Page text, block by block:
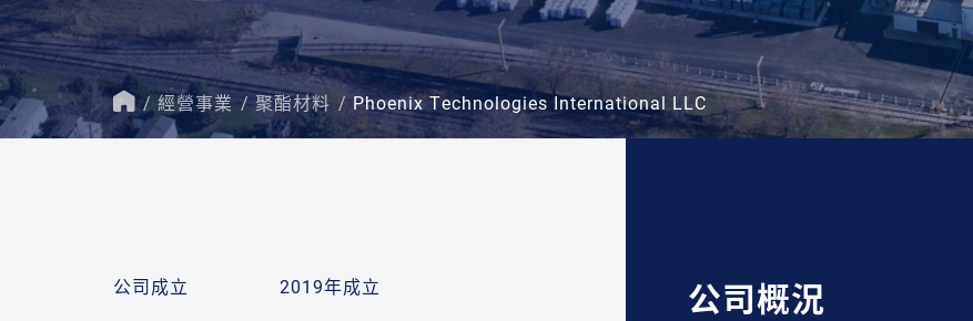
首
經營事業 聚酯材料 Phoenix Technologies International LLC
公司成立 2019年成立 公司概況